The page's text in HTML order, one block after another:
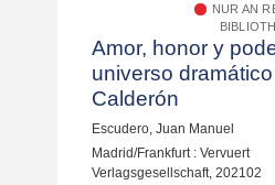
NUR AN
Amor, honor y
universo
Calderón
Escudero, Juan Manuel
Madrid/Frankfurt : Vervuert
Verlagsgesellschaft, 202102